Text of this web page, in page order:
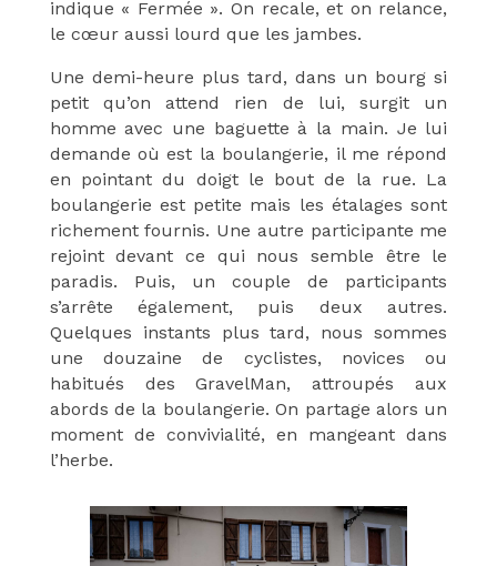
indique « Fermée ». On recale, et on relance,
le cœur aussi lourd que les jambes.
Une demi-heure plus tard, dans un bourg si
petit qu’on attend rien de lui, surgit un
homme avec une baguette à la main. Je lui
demande où est la boulangerie, il me répond
en pointant du doigt le bout de la rue. La
boulangerie est petite mais les étalages sont
richement fournis. Une autre participante me
rejoint devant ce qui nous semble être le
paradis. Puis, un couple de participants
s’arrête également, puis deux autres.
Quelques instants plus tard, nous sommes
une douzaine de cyclistes, novices ou
habitués des GravelMan, attroupés aux
abords de la boulangerie. On partage alors un
moment de convivialité, en mangeant dans
l’herbe.